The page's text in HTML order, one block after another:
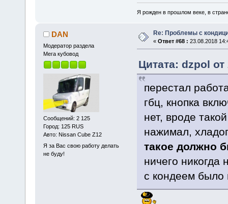
Я рожден в прошлом веке, в
DAN
Модератор раздела
Мега кубовод
Сообщений: 2 125
Город: 125 RUS
Авто: Nissan Cube Z12
Я за Вас свою работу делать
не буду!
Re: Проблемы с
« Ответ #68 : 23.08.2018
Цитата: dzpol
перестал
гбц, кнопка
нет, вроде
нажимал,
такое должно
ничего никогда
с кондеем было